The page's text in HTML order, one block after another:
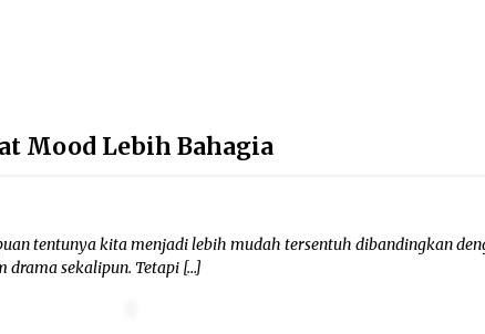
Mood Lebih Bahagia
tentunya kita menjadi lebih mudah tersentuh dibandingkan
sekalipun. Tetapi […]